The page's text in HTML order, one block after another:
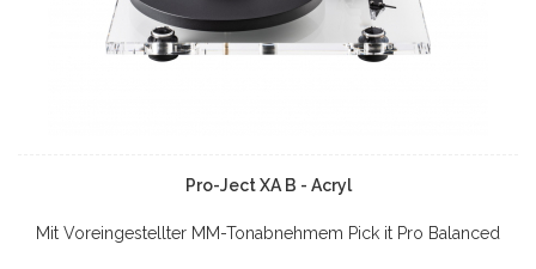
Pro-Ject XA B - Acryl
Mit Voreingestellter MM-Tonabnehmem Pick it Pro Balanced